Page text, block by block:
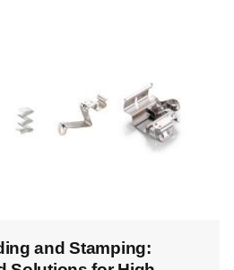
and Stamping: